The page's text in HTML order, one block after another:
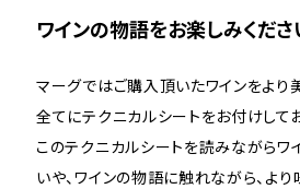
ワインの物語をお楽しみくださ
マーグではご購入頂いたワインをより
全てにテクニカルシートをお付けしてお
このテクニカルシートを読みながらワ
いや、ワインの物語に触れながら、よ